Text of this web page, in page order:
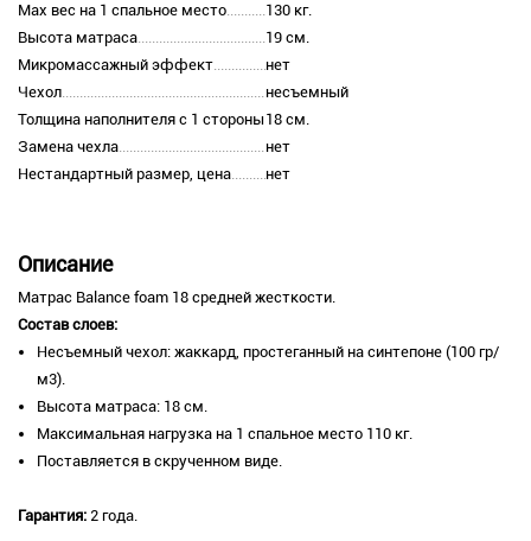
Max вес на 1 спальное место
130 кг.
Высота матраса
19 см.
Микромассажный эффект
нет
Чехол
несъемный
Толщина наполнителя с 1 стороны18 см.
Замена чехла
нет
Нестандартный размер, цена
нет
Описание
Матрас Balance foam 18 средней жесткости.
Состав слоев:
Несъемный чехол: жаккард, простеганный на синтепоне (100 гр/
м3).
Высота матраса: 18 см.
Максимальная нагрузка на 1 спальное место 110 кг.
Поставляется в скрученном виде.
Гарантия: 2 года.